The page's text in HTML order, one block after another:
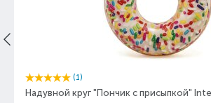
(1)
Надувной круг "Пончик с присыпкой"